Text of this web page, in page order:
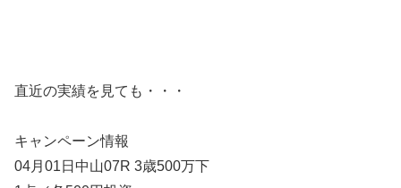
直近の実績を見ても・・・
キャンペーン情報
04月01日中山07R 3歳500万下